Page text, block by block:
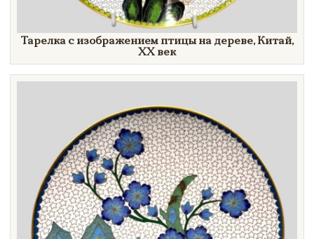
Тарелка с изображением птицы на дереве, Китай,
XX век